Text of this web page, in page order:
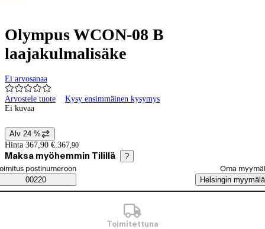
Olympus WCON-08 B
laajakulmalisäke
Ei arvosanaa
Arvostele tuote
Kysy ensimmäinen kysymys
Ei kuvaa
Hintatiedot
Alv 24 %
Hinta 367,90 €. 367,90
Maksa myöhemmin Tilillä ?
Saatavuustiedot
tilaustapa
postinumeroon
00220
Oma
Helsingin myymälä
Toimitettuna